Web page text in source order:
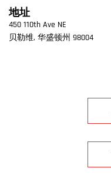
地址
450 110th Ave NE
贝勒维, 华盛顿州 98004